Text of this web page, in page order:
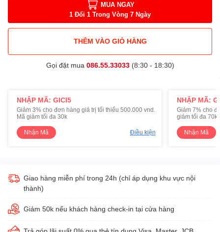
MUA NGAY
1 Đổi 1 Trong Vòng 7 Ngày
THÊM VÀO GIỎ HÀNG
Gọi đặt mua 086.55.33033(8:30 - 18:30)
NHẬP MÃ: GICI5
Giảm 3% cho đơn hàng giá trị tối thiểu 500.000 vnd.
Mã giảm tối đa 30k
Nhận Mã Điều kiện
NHẬP MÃ:
Giảm 7% cho
giảm tối đa 70k
Nhận Mã
Giao hàng miễn phí trong 24h (chỉ áp dụng khu vực nội
thành)
Giảm 50k nếu khách hàng check-in tại cửa hàng